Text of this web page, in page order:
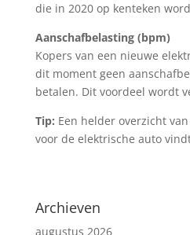
die in 2020 op kenteken
Aanschafbelasting (bpm)
Kopers van een nieuwe
dit moment geen
betalen. Dit voordeel wordt
Tip: Een helder overzicht
voor de elektrische auto
Archieven
augustus 2026